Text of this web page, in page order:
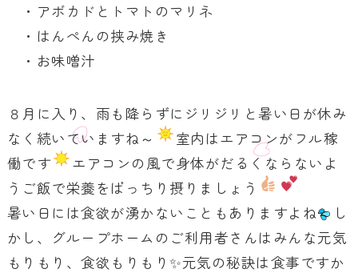
・アボカドとトマトのマリネ
・はんぺんの挟み焼き
・お味噌汁
８月に入り、雨も降らずにジリジリと暑い日が休み
なく続いていますね～
室内はエアコンがフル稼
働です
エアコンの風で身体がだるくならないよ
うご飯で栄養をばっちり摂りましょう
暑い日には食欲が湧かないこともありますよね
し
かし、グループホームのご利用者さんはみんな元気
もりもり、食欲もりもり✨元気の秘訣は食事ですか